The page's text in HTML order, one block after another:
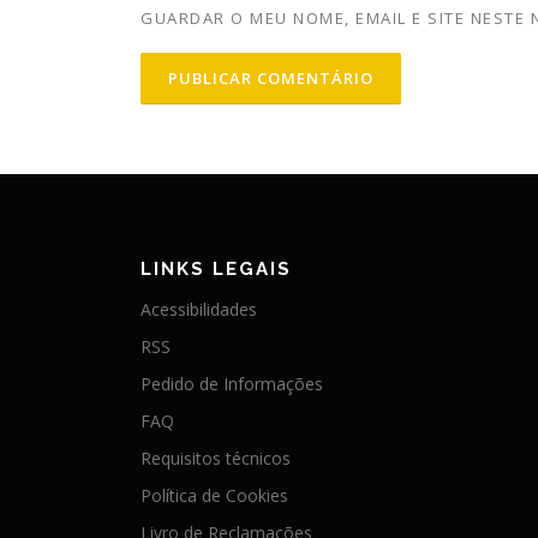
GUARDAR O MEU NOME, EMAIL E SITE NESTE
LINKS LEGAIS
Acessibilidades
RSS
Pedido de Informações
FAQ
Requisitos técnicos
Política de Cookies
Livro de Reclamações